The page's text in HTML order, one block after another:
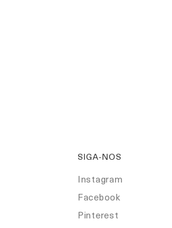
SIGA-NOS
Instagram
Facebook
Pinterest